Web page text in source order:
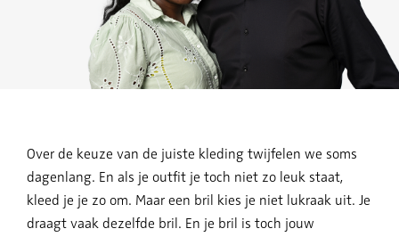
Over de keuze van de juiste kleding twijfelen we soms
dagenlang. En als je outfit je toch niet zo leuk staat,
kleed je je zo om. Maar een bril kies je niet lukraak uit. Je
draagt vaak dezelfde bril. En je bril is toch jouw